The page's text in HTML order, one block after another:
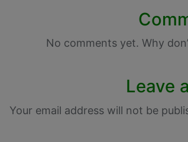
No comments yet. Why
Leave
Your email address will not be